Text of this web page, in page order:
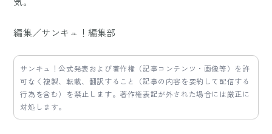
編集／サンキュ！編集部
サンキュ！公式発表および著作権（記事コンテンツ・画像等）を許
可なく複製、転載、翻訳すること（記事の内容を要約して配信する
行為を含む）を禁止します。著作権表記が外された場合には厳正に
対処します。